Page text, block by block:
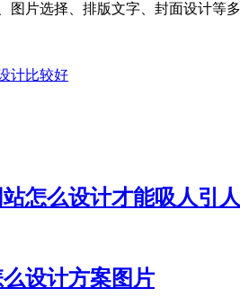
图片选择、排版文字、封面设计等
计比较好
怎么设计才能吸人引人
设计方案图片